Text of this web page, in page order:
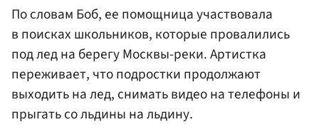
По словам Боб, ее помощница участвовала
в поисках школьников, которые провалились
под лед на берегу Москвы-реки. Артистка
переживает, что подростки продолжают
выходить на лед, снимать видео на телефоны и
прыгать со льдины на льдину.